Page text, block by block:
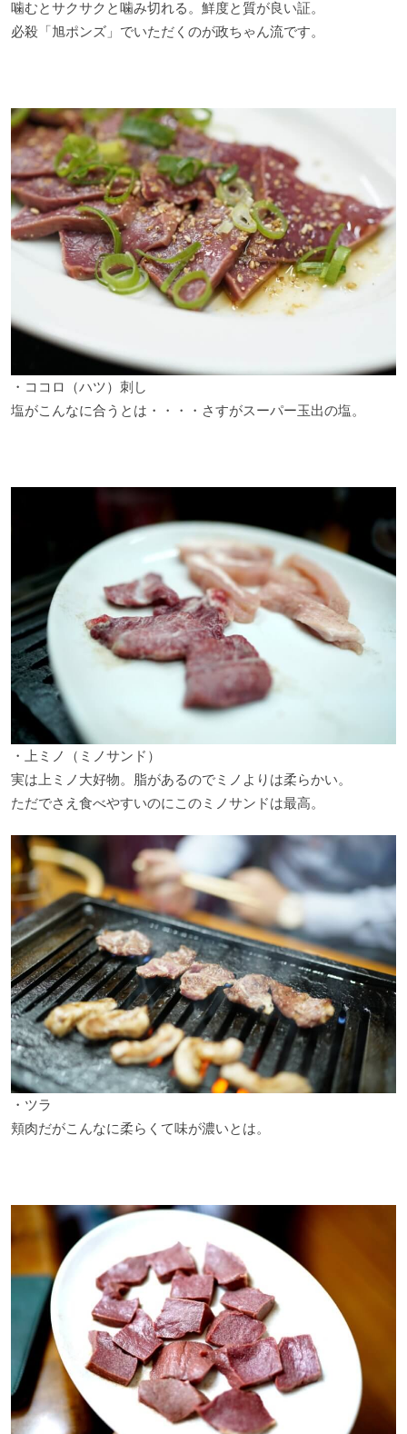
噛むとサクサクと噛み切れる。鮮度と質が良い証。
必殺「旭ポンズ」でいただくのが政ちゃん流です。
・ココロ（ハツ）刺し
塩がこんなに合うとは・・・・さすがスーパー玉出の塩。
・上ミノ（ミノサンド）
実は上ミノ大好物。脂があるのでミノよりは柔らかい。
ただでさえ食べやすいのにこのミノサンドは最高。
・ツラ
頬肉だがこんなに柔らくて味が濃いとは。